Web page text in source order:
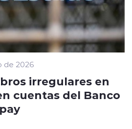
de 2026
irregulares en
cuentas del Banco